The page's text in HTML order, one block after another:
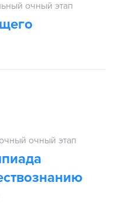
очный этап
очный этап